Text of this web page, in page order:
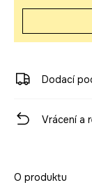
Dodací
Vrácení a
O produktu